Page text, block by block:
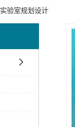
实验室规划设计